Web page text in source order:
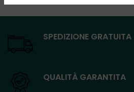
SPEDIZIONE GRATUITA
QUALITÀ GARANTITA